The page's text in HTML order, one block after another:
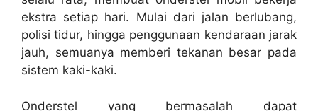
ekstra setiap hari. Mulai dari jalan berlubang,
polisi tidur, hingga penggunaan kendaraan jarak
jauh, semuanya memberi tekanan besar pada
sistem kaki-kaki.
Onderstel yang bermasalah dapat